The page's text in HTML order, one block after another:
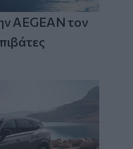
AEGEAN τον